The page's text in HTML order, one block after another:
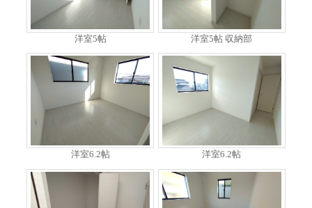
洋室5帖 洋室5帖 収納部
洋室6.2帖 洋室6.2帖